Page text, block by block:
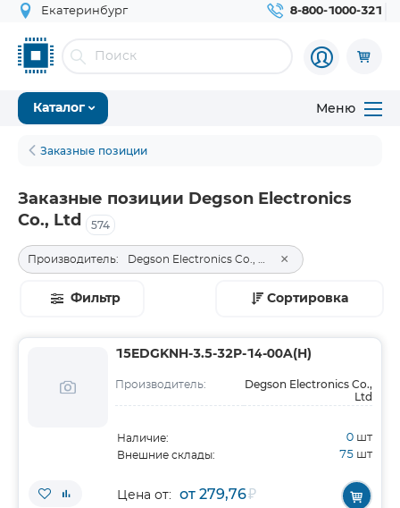
Екатеринбург 8-800-1000-321
Каталог Меню
Заказные позиции
Заказные позиции Degson Electronics
Co., Ltd
574
Производитель: ×
Фильтр Сортировка
15EDGKNH-3.5-32P-14-00A(H)
Производитель:
Degson Electronics Co.,
Ltd
Наличие: 0 шт
Внешние склады: 75 шт
Цена от: от 279,76₽